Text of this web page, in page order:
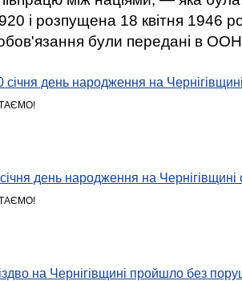
і розпущена 18 квітня 1946
були передані в
січня день народження на
день народження на Чернігівщині
на Чернігівщині пройшло без